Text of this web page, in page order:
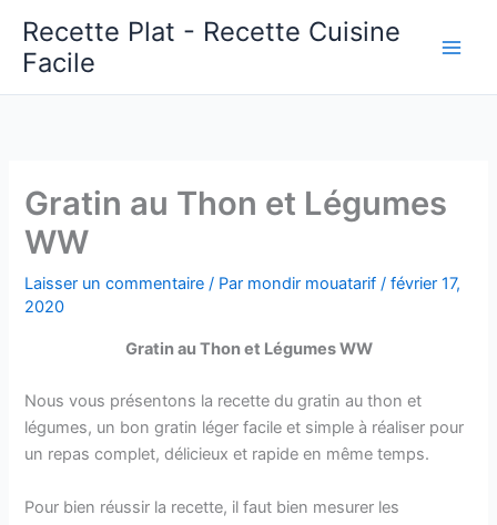
contenu
Recette Plat - Recette Cuisine
Facile
Gratin au Thon et Légumes
WW
Laisser un commentaire / Par mondir mouatarif/février 17,
2020
Gratin au Thon et Légumes WW
Nous vous présentons la recette du gratin au thon et
légumes, un bon gratin léger facile et simple à réaliser pour
un repas complet, délicieux et rapide en même temps.
Pour bien réussir la recette, il faut bien mesurer les